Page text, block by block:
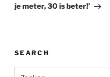
je meter, 30 is beter!’
SEARCH